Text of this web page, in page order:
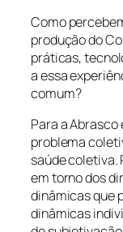
Como
produção do
práticas,
a essa
comum?
Para a Abrasco
problema
saúde coletiva.
em torno dos
dinâmicas que
dinâmicas